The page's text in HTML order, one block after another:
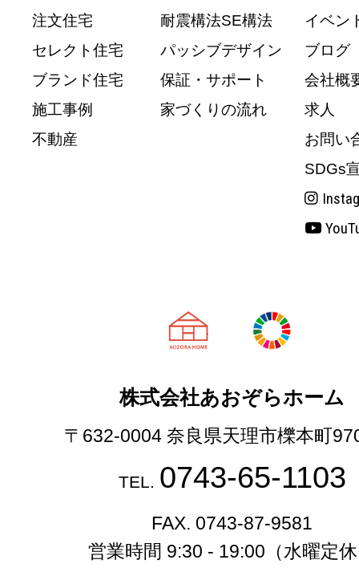
注文住宅
セレクト住宅
ブランド住宅
施工事例
不動産
耐震構法SE構法
パッシブデザイン
保証・サポート
家づくりの流れ
イベン
ブログ
会社概
求人
お問い
SDGs
天理市の注文
株式会社あおぞらホーム
〒632-0004 奈良県天理市櫟本町
TEL. 0743-65-1103
FAX. 0743-87-9581
営業時間 9:30 - 19:00（水曜定